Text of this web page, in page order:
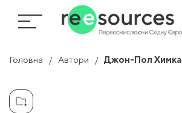
Головна Автори Джон-Пол Химка